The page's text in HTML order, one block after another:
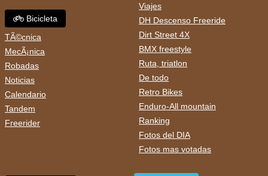
Bicicleta
TÃ©cnica
MecÃ¡nica
Robadas
Noticias
Calendario
Tandem
Freerider
Viajes
DH Descenso Freeride
Dirt Street 4X
BMX freestyle
Ruta, triatlon
De todo
Retro Bikes
Enduro-All mountain
Ranking
Fotos del DIA
Fotos mas votadas